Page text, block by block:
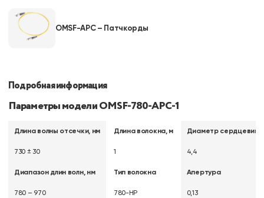
OMSF-APC – Патчкорды
Подробная информация
Параметры модели OMSF-780-APC-1
Длина волны отсечки, нм
730 ± 30
Диапазон длин волн, нм
780 – 970
Длина волокна, м
1
Тип волокна
780-HP
Диаметр сердцевины
4,4
Апертура
0,13